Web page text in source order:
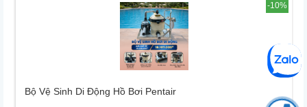
-10%
Bộ Vệ Sinh Di Động Hồ Bơi Pentair